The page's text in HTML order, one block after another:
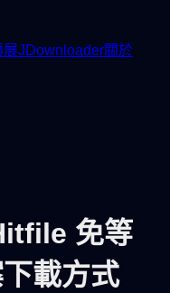
展JDownloader關於
免等
載方式